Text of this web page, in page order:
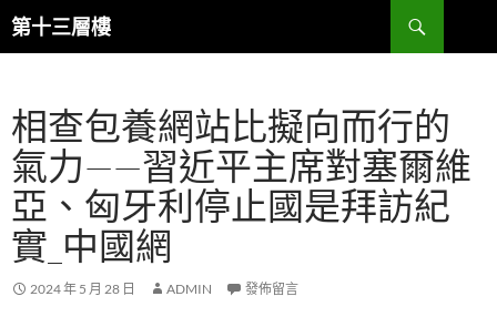
跳
至
內
第十三層樓
搜
尋
相查包養網站比擬向而行的
氣力——習近平主席對塞爾維
亞、匈牙利停止國是拜訪紀
實_中國網
2024 年 5 月 28 日 ADMIN 發佈留言